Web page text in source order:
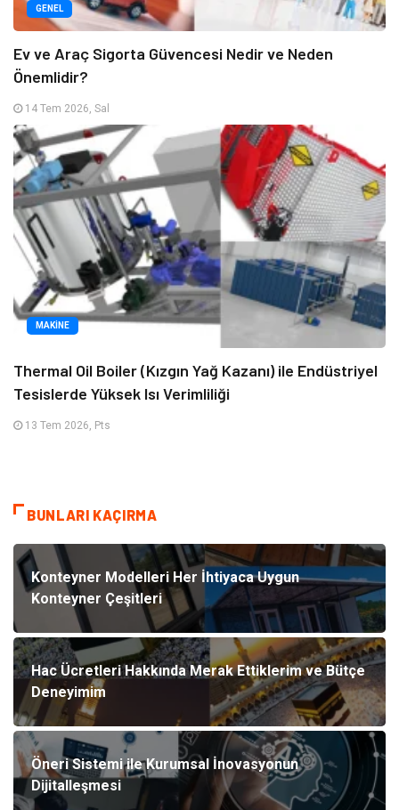
GENEL
Ev ve Araç Sigorta Güvencesi Nedir ve Neden
Önemlidir?
14 Tem 2026, Sal
MAKINE
Thermal Oil Boiler (Kızgın Yağ Kazanı) ile Endüstriyel
Tesislerde Yüksek Isı Verimliliği
13 Tem 2026, Pts
BUNLARI KAÇIRMA
Konteyner Modelleri Her İhtiyaca Uygun
Konteyner Çeşitleri
Hac Ücretleri Hakkında Merak Ettiklerim ve Bütçe
Deneyimim
Öneri Sistemi ile Kurumsal İnovasyonun
Dijitalleşmesi